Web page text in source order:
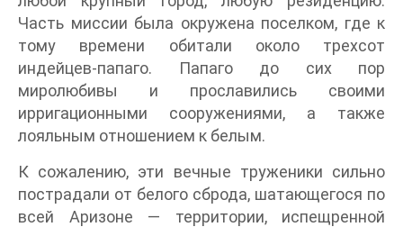
Часть миссии была окружена поселком, где к
тому времени обитали около трехсот
индейцев-папаго. Папаго до сих пор
миролюбивы и прославились своими
ирригационными сооружениями, а также
лояльным отношением к белым.
К сожалению, эти вечные труженики сильно
пострадали от белого сброда, шатающегося по
всей Аризоне — территории, испещренной